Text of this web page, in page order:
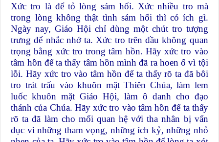
Xức tro là để tỏ lòng sám hối. Xức nhiều tro mà
trong lòng không thật tình sám hối thì có ích gì.
Ngày nay, Giáo Hội chỉ dùng một chút tro tượng
trưng để nhắc nhớ ta. Xức tro trên đầu không quan
trọng bằng xức tro trong tâm hồn. Hãy xức tro vào
tâm hồn để ta thấy tâm hồn mình đã ra hoen ố vì tội
lỗi. Hãy xức tro vào tâm hồn để ta thấy rõ ta đã bôi
tro trát trấu vào khuôn mặt Thiên Chúa, làm lem
luốc khuôn mặt Giáo Hội, làm ô danh cho đạo
thánh của Chúa. Hãy xức tro vào tâm hồn để ta thấy
rõ ta đã làm cho mối quan hệ với tha nhân bị vẩn
đục vì những tham vọng, những ích kỷ, những nhỏ